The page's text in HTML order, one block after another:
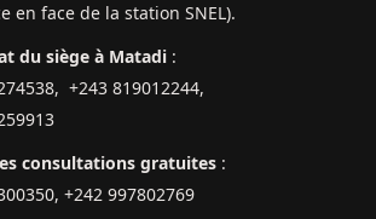
en face de la station SNEL).
du siège à Matadi :
+243 819012244,
consultations gratuites :
+242 997802769